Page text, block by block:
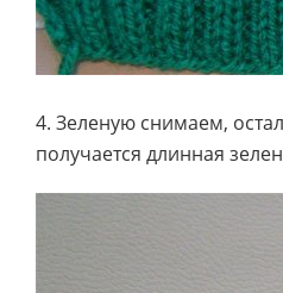
4. Зеленую снимаем,
получается длинная